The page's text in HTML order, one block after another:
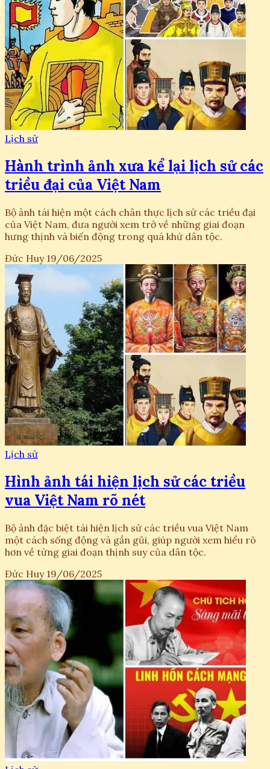
Lịch sử
Hành trình ảnh xưa kể lại lịch sử các
triều đại của Việt Nam
Bộ ảnh tái hiện một cách chân thực lịch sử các triều đại
của Việt Nam, đưa người xem trở về những giai đoạn
hưng thịnh và biến động trong quá khứ dân tộc.
Đức Huy 19/06/2025
Lịch sử
Hình ảnh tái hiện lịch sử các triều
vua Việt Nam rõ nét
Bộ ảnh đặc biệt tái hiện lịch sử các triều vua Việt Nam
một cách sống động và gần gũi, giúp người xem hiểu rõ
hơn về từng giai đoạn thịnh suy của dân tộc.
Đức Huy 19/06/2025